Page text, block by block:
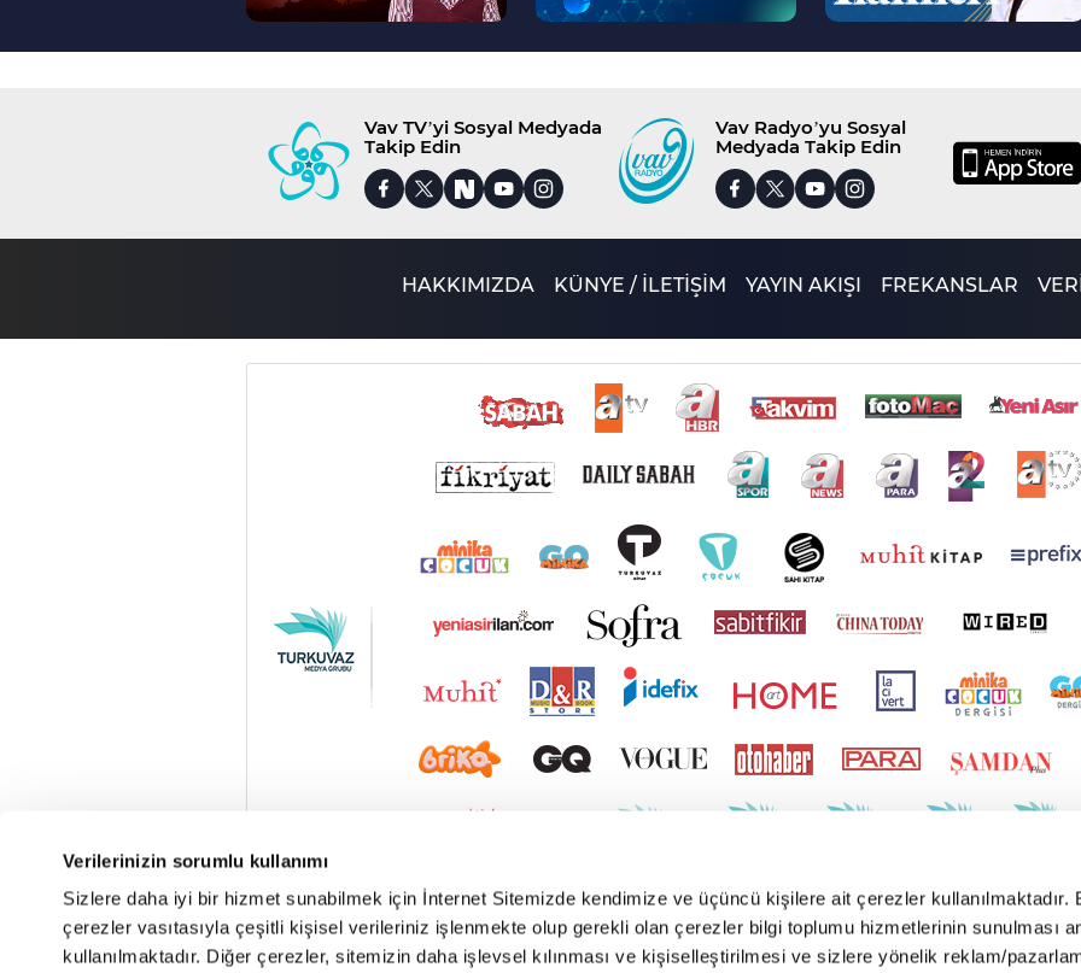
Verilerinizin sorumlu kullanımı
Sizlere daha iyi bir hizmet sunabilmek için İnternet Sitemizde kendimize ve üçüncü kişilere ait çerezler kullanılmaktadır.
çerezler vasıtasıyla çeşitli kişisel verileriniz işlenmekte olup gerekli olan çerezler bilgi toplumu hizmetlerinin sunulması
kullanılmaktadır. Diğer çerezler, sitemizin daha işlevsel kılınması ve kişiselleştirilmesi ve sizlere yönelik reklam/
Vav TV’yi Sosyal Medyada
Takip Edin
Vav Radyo’yu Sosyal
Medyada Takip Edin
HAKKIMIZDA KÜNYE / İLETİŞİM YAYIN AKIŞI FREKANSLAR